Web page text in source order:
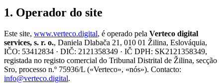
1. Operador do site
Este site, www.verteco.digital, é operado pela Verteco digital
services, s. r. o., Daniela Dlabača 21, 010 01 Žilina, Eslováquia,
IČO: 53412834 · DIČ: 2121358349 · IČ DPH: SK2121358349,
registada no registo comercial do Tribunal Distrital de Žilina, secção
Sro, processo n.º 75936/L («Verteco», «nós»). Contacto:
info@verteco.digital.